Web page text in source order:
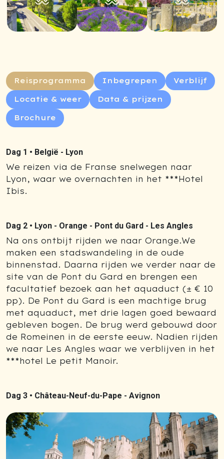
Reisprogramma Inbegrepen Verblijf
Locatie & weer Data & prijzen
Brochure
Dag 1 • België - Lyon
We reizen via de Franse snelwegen naar
Lyon, waar we overnachten in het ***Hotel
Ibis.
Dag 2 • Lyon - Orange - Pont du Gard - Les Angles
Na ons ontbijt rijden we naar Orange.We
maken een stadswandeling in de oude
binnenstad. Daarna rijden we verder naar de
site van de Pont du Gard en brengen een
facultatief bezoek aan het aquaduct (± € 10
pp). De Pont du Gard is een machtige brug
met aquaduct, met drie lagen goed bewaard
gebleven bogen. De brug werd gebouwd door
de Romeinen in de eerste eeuw. Nadien rijden
we naar Les Angles waar we verblijven in het
***hotel Le petit Manoir.
Dag 3 • Château-Neuf-du-Pape - Avignon